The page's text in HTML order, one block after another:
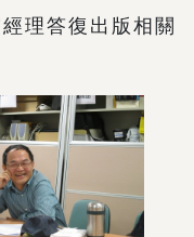
理答復出版相關